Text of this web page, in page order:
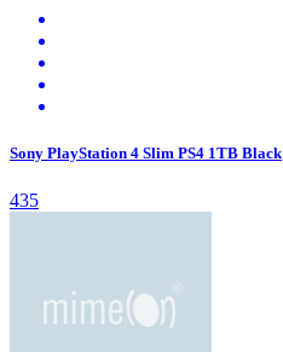
Sony PlayStation 4 Slim PS4 1TB Black
435